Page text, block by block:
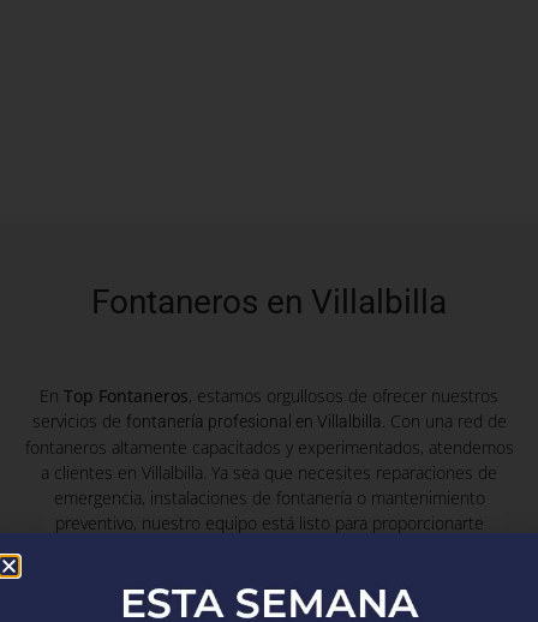
Fontaneros en Villalbilla
En Top Fontaneros, estamos orgullosos de ofrecer nuestros
servicios de fontanería profesional en Villalbilla. Con una red de
fontaneros altamente capacitados y experimentados, atendemos
a clientes en Villalbilla. Ya sea que necesites reparaciones de
emergencia, instalaciones de fontanería o mantenimiento
preventivo, nuestro equipo está listo para proporcionarte